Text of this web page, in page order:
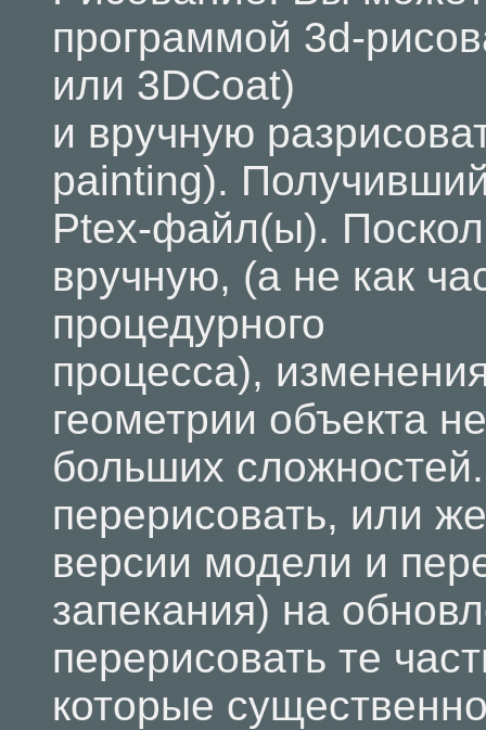
программой 3d-
или 3DCoat)
и вручную
painting).
Ptex-файл(ы).
вручную, (а не как
процедурного
процесса),
геометрии объекта
больших
перерисовать, или
версии модели и
запекания) на
перерисовать те
которые